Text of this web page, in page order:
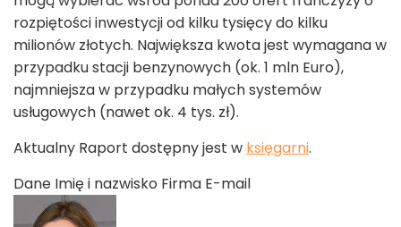
rozpiętości inwestycji od kilku tysięcy do kilku
milionów złotych. Największa kwota jest wymagana w
przypadku stacji benzynowych (ok. 1 mln Euro),
najmniejsza w przypadku małych systemów
usługowych (nawet ok. 4 tys. zł).
Aktualny Raport dostępny jest w księgarni.
Dane Imię i nazwisko Firma E-mail